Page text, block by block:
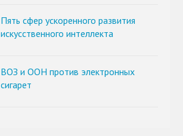
Пять сфер ускоренного развития
искусственного интеллекта
ВОЗ и ООН против электронных
сигарет